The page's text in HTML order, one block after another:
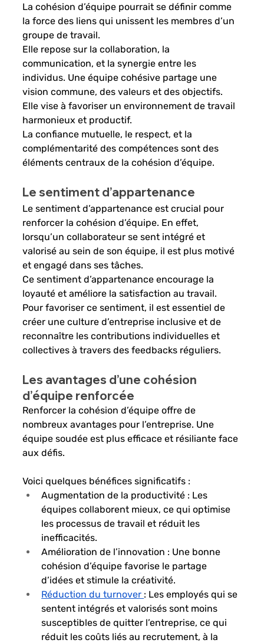
La cohésion d’équipe pourrait se définir comme
la force des liens qui unissent les membres d’un
groupe de travail.
Elle repose sur la collaboration, la
communication, et la synergie entre les
individus. Une équipe cohésive partage une
vision commune, des valeurs et des objectifs.
Elle vise à favoriser un environnement de travail
harmonieux et productif.
La confiance mutuelle, le respect, et la
complémentarité des compétences sont des
éléments centraux de la cohésion d’équipe.
Le sentiment d’appartenance
Le sentiment d’appartenance est crucial pour
renforcer la cohésion d’équipe. En effet,
lorsqu’un collaborateur se sent intégré et
valorisé au sein de son équipe, il est plus motivé
et engagé dans ses tâches.
Ce sentiment d’appartenance encourage la
loyauté et améliore la satisfaction au travail.
Pour favoriser ce sentiment, il est essentiel de
créer une culture d’entreprise inclusive et de
reconnaître les contributions individuelles et
collectives à travers des feedbacks réguliers.
Les avantages d’une cohésion
d’équipe renforcée
Renforcer la cohésion d’équipe offre de
nombreux avantages pour l’entreprise. Une
équipe soudée est plus efficace et résiliante face
aux défis.
Voici quelques bénéfices significatifs :
Augmentation de la productivité : Les
équipes collaborent mieux, ce qui optimise
les processus de travail et réduit les
inefficacités.
Amélioration de l’innovation : Une bonne
cohésion d’équipe favorise le partage
d’idées et stimule la créativité.
Réduction du turnover : Les employés qui se
sentent intégrés et valorisés sont moins
susceptibles de quitter l’entreprise, ce qui
réduit les coûts liés au recrutement, à la